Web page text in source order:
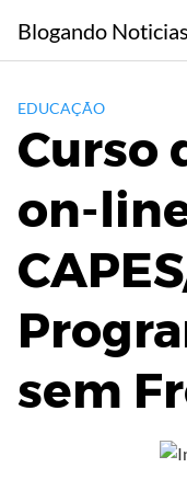
content
Blogando Noticias
EDUCAÇÃO
Curso
on-
sem